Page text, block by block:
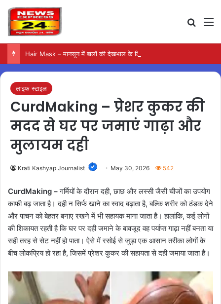
Hair Mask – मानसून में बालों की देखभाल के लिए आजमाएं अंडे का मास्क
लाइफ स्टाइल
CurdMaking – प्रेशर कुकर की
मदद से घर पर जमाएं गाढ़ा और
मुलायम दही
Krati Kashyap Journalist May 30, 2026 542
CurdMaking –गर्मियों के दौरान दही, छाछ और लस्सी जैसी चीजों का उपयोग
काफी बढ़ जाता है। दही न सिर्फ खाने का स्वाद बढ़ाता है, बल्कि शरीर को ठंडक देने
और पाचन को बेहतर बनाए रखने में भी सहायक माना जाता है। हालांकि, कई लोगों
की शिकायत रहती है कि घर पर दही जमाने के बावजूद वह पर्याप्त गाढ़ा नहीं बनता या
सही तरह से सेट नहीं हो पाता। ऐसे में रसोई से जुड़ा एक आसान तरीका लोगों के
बीच लोकप्रिय हो रहा है, जिसमें प्रेशर कुकर की सहायता से दही जमाया जाता है।